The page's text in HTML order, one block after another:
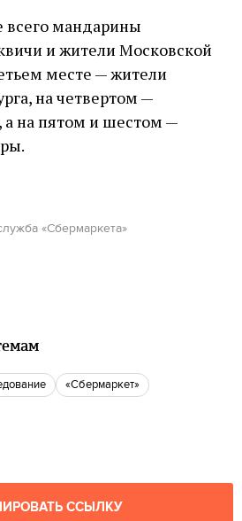
мандарины
и жители Московской
месте — жители
на четвертом —
а на пятом и шестом —
«Сбермаркета»
«Сбермаркет»
ССЫЛКУ